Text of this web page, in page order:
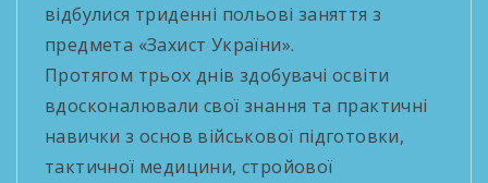
відбулися триденні польові заняття з
предмета «Захист України».
Протягом трьох днів здобувачі освіти
вдосконалювали свої знання та практичні
навички з основ військової підготовки,
тактичної медицини, стройової